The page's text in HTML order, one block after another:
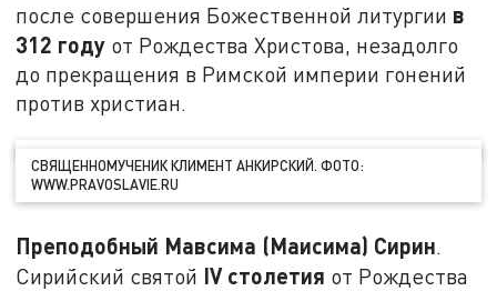
после совершения Божественной литургии в
312 году от Рождества Христова, незадолго
до прекращения в Римской империи гонений
против христиан.
СВЯЩЕННОМУЧЕНИК КЛИМЕНТ АНКИРСКИЙ. ФОТО:
WWW.PRAVOSLAVIE.RU
Преподобный Мавсима (Маисима) Сирин.
Сирийский святой IVстолетия от Рождества